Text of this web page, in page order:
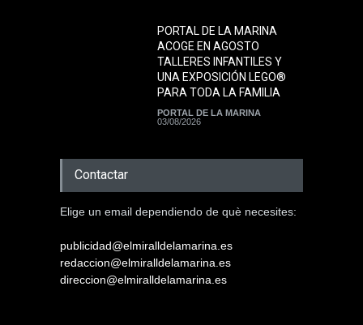
PORTAL DE LA MARINA
ACOGE EN AGOSTO
TALLERES INFANTILES Y
UNA EXPOSICIÓN LEGO®
PARA TODA LA FAMILIA
PORTAL DE LA MARINA
03/08/2026
Contactar
Elige un email dependiendo de què necesites:
publicidad@elmiralldelamarina.es
redaccion@elmiralldelamarina.es
direccion@elmiralldelamarina.es